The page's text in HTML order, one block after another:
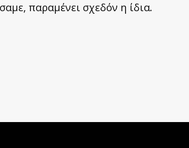
παραμένει σχεδόν η ίδια.